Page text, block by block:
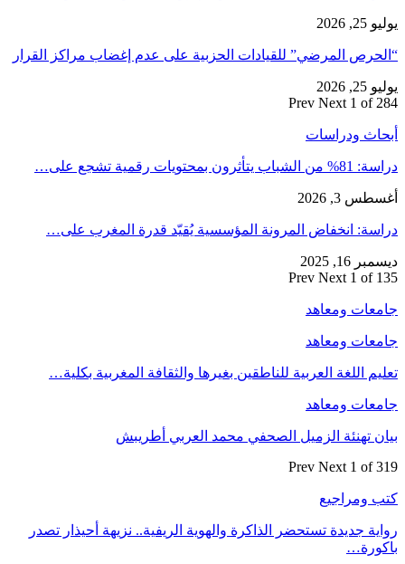
يوليو 25, 2026
“الحرص المرضي” للقيادات الحزبية على عدم إغضاب مراكز القرار
يوليو 25, 2026
Prev Next 1 of 284
أبحاث ودراسات
دراسة: 81% من الشباب يتأثرون بمحتويات رقمية تشجع على…
أغسطس 3, 2026
دراسة: انخفاض المرونة المؤسسية يُقيّد قدرة المغرب على…
ديسمبر 16, 2025
Prev Next 1 of 135
جامعات ومعاهد
جامعات ومعاهد
تعليم اللغة العربية للناطقين بغيرها والثقافة المغربية بكلية…
جامعات ومعاهد
بيان تهنئة الزميل الصحفي محمد العربي أطريبش
Prev Next 1 of 319
كتب ومراجيع
رواية جديدة تستحضر الذاكرة والهوية الريفية.. نزيهة أحيذار تصدر
باكورة…